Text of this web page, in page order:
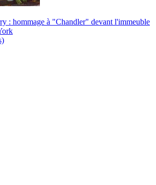
: hommage à "Chandler" devant l'immeuble